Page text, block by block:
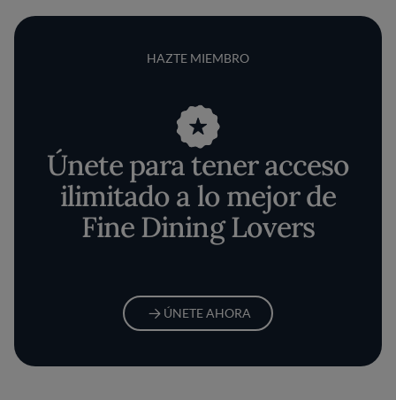
HAZTE MIEMBRO
Únete para tener acceso
ilimitado a lo mejor de
Fine Dining Lovers
ÚNETE AHORA